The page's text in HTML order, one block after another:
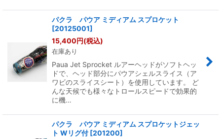
パクラ パウア ミディアム スプロケット
[20125001]
15,400円(税込)
在庫あり
Paua Jet Sprocket ルアーヘッドがソフトヘッ
ドで、ヘッド部分にパウアシェルスライス（ア
ワビのスライスシート）を使用しています。 ど
んな天候でも様々なトロールスピードで効果的
に機…
パクラ パウア ミディアム スプロケットジェッ
ト Wリグ付 [201200]